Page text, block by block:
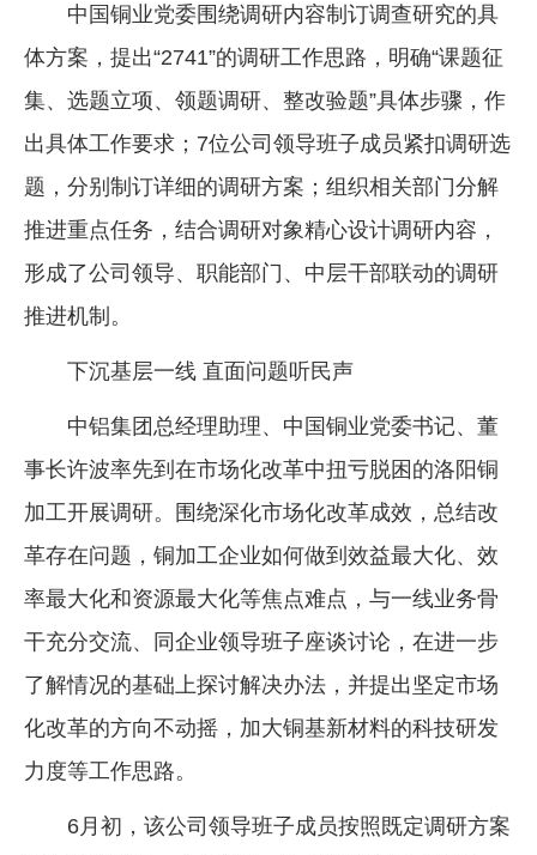
中国铜业党委围绕调研内容制订调查研究的具
体方案，提出“2741”的调研工作思路，明确“课题征
集、选题立项、领题调研、整改验题”具体步骤，作
出具体工作要求；7位公司领导班子成员紧扣调研选
题，分别制订详细的调研方案；组织相关部门分解
推进重点任务，结合调研对象精心设计调研内容，
形成了公司领导、职能部门、中层干部联动的调研
推进机制。
下沉基层一线 直面问题听民声
中铝集团总经理助理、中国铜业党委书记、董
事长许波率先到在市场化改革中扭亏脱困的洛阳铜
加工开展调研。围绕深化市场化改革成效，总结改
革存在问题，铜加工企业如何做到效益最大化、效
率最大化和资源最大化等焦点难点，与一线业务骨
干充分交流、同企业领导班子座谈讨论，在进一步
了解情况的基础上探讨解决办法，并提出坚定市场
化改革的方向不动摇，加大铜基新材料的科技研发
力度等工作思路。
6月初，该公司领导班子成员按照既定调研方案